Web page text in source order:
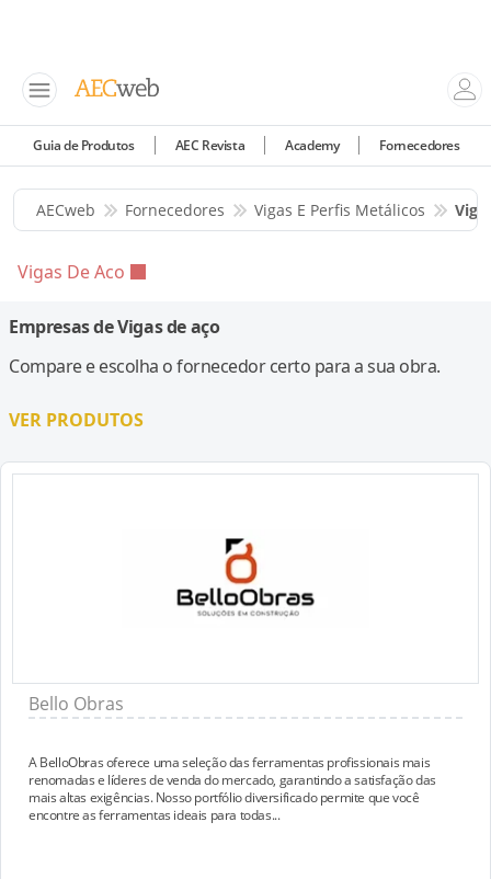
Guia de Produtos AEC Revista Academy Fornecedores
AECweb Fornecedores Vigas E Perfis Metálicos
Vigas De Aco
Empresas de Vigas de aço
Compare e escolha o fornecedor certo para a sua obra.
VER PRODUTOS
Bello Obras
A BelloObras oferece uma seleção das ferramentas profissionais mais
renomadas e líderes de venda do mercado, garantindo a satisfação das
mais altas exigências. Nosso portfólio diversificado permite que você
encontre as ferramentas ideais para todas...